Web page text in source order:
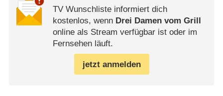
TV Wunschliste informiert dich
kostenlos, wenn Drei Damen vom Grill
online als Stream verfügbar ist oder im
Fernsehen läuft.
jetzt anmelden